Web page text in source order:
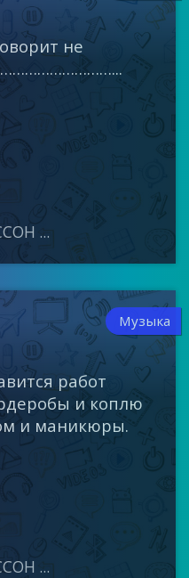
не
...
Музыка
работ
и коплю
и маникюры.
...